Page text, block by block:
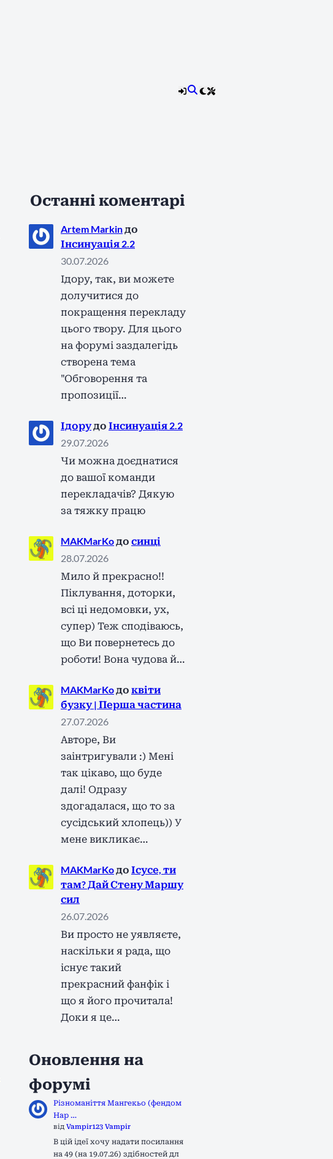
Останні коментарі
Artem Markinдо
Інсинуація 2.2
30.07.2026
Ідору, так, ви можете
долучитися до
покращення перекладу
цього твору. Для цього
на форумі заздалегідь
створена тема
"Обговорення та
пропозиції…
Ідорудо Інсинуація 2.2
29.07.2026
Чи можна доєднатися
до вашої команди
перекладачів? Дякую
за тяжку працю
MAKMarKoдо синці
28.07.2026
Мило й прекрасно!!
Піклування, доторки,
всі ці недомовки, ух,
супер) Теж сподіваюсь,
що Ви повернетесь до
роботи! Вона чудова й…
MAKMarKoдо квіти
бузку | Перша частина
27.07.2026
Авторе, Ви
заінтригували :) Мені
так цікаво, що буде
далі! Одразу
здогадалася, що то за
сусідський хлопець)) У
мене викликає…
MAKMarKoдо Ісусе, ти
там? Дай Стену Маршу
сил
26.07.2026
Ви просто не уявляєте,
наскільки я рада, що
існує такий
прекрасний фанфік і
що я його прочитала!
Доки я це…
Оновлення на
форумі
Різноманіття Мангекьо (фендом
Нар …
від Vampir123 Vampir
В цій ідеї хочу надати посилання
на 49 (на 19.07.26) здібностей дл